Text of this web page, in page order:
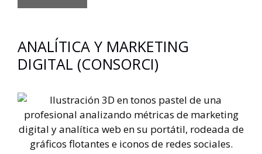
ANALÍTICA Y MARKETING
DIGITAL (CONSORCI)